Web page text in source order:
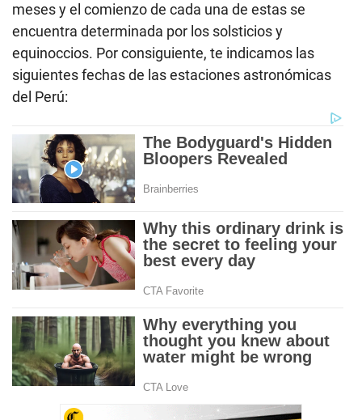
meses y el comienzo de cada una de estas se
encuentra determinada por los solsticios y
equinoccios. Por consiguiente, te indicamos las
siguientes fechas de las estaciones astronómicas
del Perú: